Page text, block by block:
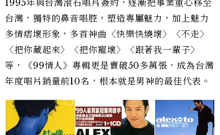
1995年與台灣滾石唱片簽約，逐漸把事業重心移至
台灣，獨特的鼻音唱腔，塑造專屬魅力，加上魅力
多情痞壞形象，多首神曲〈快樂快燒壞〉〈不走〉
〈把你藏起來〉〈把你寵壞〉〈跟著我一輩子〉
等，《99情人》專輯更是賣破50多萬張，成為台灣
年度唱片銷量前10名，根本就是男神的最佳代表。